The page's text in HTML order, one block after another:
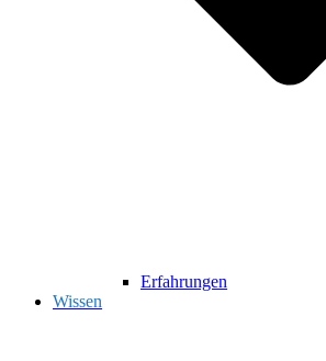
Erfahrungen
Wissen